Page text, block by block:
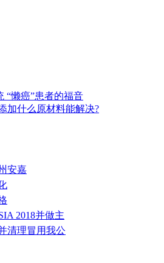
“懒癌”患者的福音
加什么原材料能解决?
安嘉
2018并做主
清理冒用我公